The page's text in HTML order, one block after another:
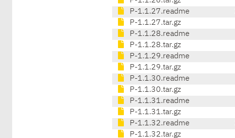
P-1.1.27.readme
P-1.1.27.tar.gz
P-1.1.28.readme
P-1.1.28.tar.gz
P-1.1.29.readme
P-1.1.29.tar.gz
P-1.1.30.readme
P-1.1.30.tar.gz
P-1.1.31.readme
P-1.1.31.tar.gz
P-1.1.32.readme
P-1.1.32.tar.gz